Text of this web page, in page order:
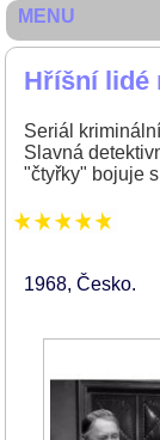
Hříšní lidé
Seriál
Slavná
"čtyřky" bojuje
1968 Česko
MENU